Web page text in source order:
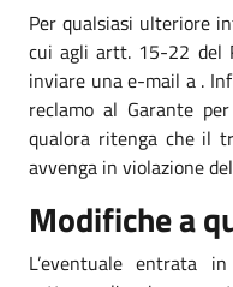
Per qualsiasi ulteriore
cui agli artt. 15-22 del
inviare una e-mail a .
reclamo al Garante
qualora ritenga che il
avvenga in violazione
Modifiche a
L’eventuale entrata